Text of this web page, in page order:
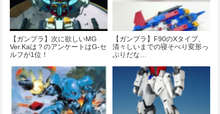
【ガンプラ】次に欲しいMG
Ver.Kaは？のアンケートはG-セ
ルフが1位！
【ガンプラ】F90のXタイプ、
清々しいまでの寝そべり変形っ
ぷりだな…